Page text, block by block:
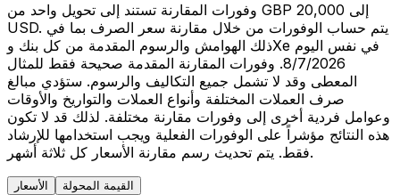
وفورات المقارنة تستند إلى تحويل واحد من GBP 20,000 إلى
USD. يتم حساب الوفورات من خلال مقارنة سعر الصرف بما في
ذلك الهوامش والرسوم المقدمة من كل بنك وXe في نفس اليوم
8/7/2026. وفورات المقارنة المقدمة صحيحة فقط للمثال
المعطى وقد لا تشمل جميع التكاليف والرسوم. ستؤدي مبالغ
صرف العملات المختلفة وأنواع العملات والتواريخ والأوقات
وعوامل فردية أخرى إلى وفورات مقارنة مختلفة. لذلك قد لا تكون
هذه النتائج مؤشراً على الوفورات الفعلية ويجب استخدامها للإرشاد
فقط. يتم تحديث رسم مقارنة الأسعار كل ثلاثة أشهر.
الأسعار القيمة المحولة